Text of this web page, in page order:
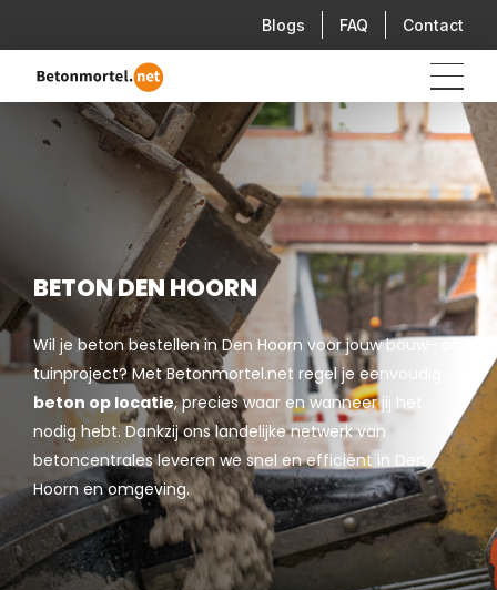
Blogs FAQ Contact
BETON DEN HOORN
Wil je beton bestellen in Den Hoorn voor jouw bouw- of
tuinproject? Met Betonmortel.net regel je eenvoudig
beton op locatie, precies waar en wanneer jij het
nodig hebt. Dankzij ons landelijke netwerk van
betoncentrales leveren we snel en efficiënt in Den
Hoorn en omgeving.